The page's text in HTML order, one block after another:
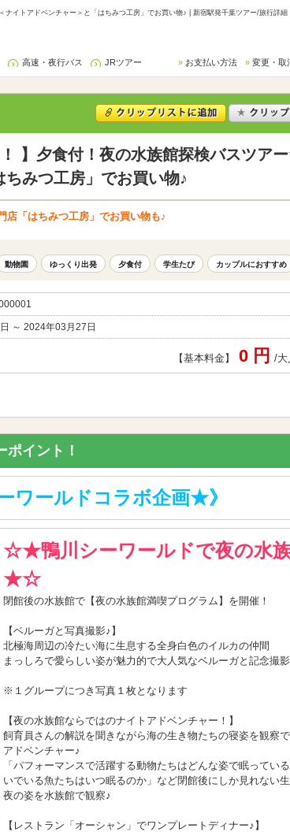
イトアドベンチャー＞と「はちみつ工房」でお買い物♪ | 新宿駅発千葉ツアー/旅行詳細
高速・夜行バス JRツアー お支払い方法 変更・取
】夕食付！夜の水族館探検バスツア
みつ工房」でお買い物♪
店「はちみつ工房」でお買い物も♪
動物園 ゆっくり出発 夕食付 学生たび カップルにおすすめ
～ 2024年03月27日
【基本料金】 0 円 /大
ポイント！
ワールドコラボ企画★》
☆★鴨川シーワールドで夜の水
★☆
閉館後の水族館で【夜の水族館満喫プログラム】を開催！
【ベルーガと写真撮影♪】
北極海周辺の冷たい海に生息する全身白色のイルカの仲間
まっしろで愛らしい姿が魅力的で大人気なベルーガと記念撮影
※１グループにつき写真１枚となります
【夜の水族館ならではのナイトアドベンチャー！】
飼育員さんの解説を聞きながら海の生き物たちの寝姿を観察
アドベンチャー♪
「パフォーマンスで活躍する動物たちはどんな姿で眠ってい
いでいる魚たちはいつ眠るのか」など閉館後にしか見れない
夜の姿を水族館で観察♪
【レストラン「オーシャン」でワンプレートディナー♪】